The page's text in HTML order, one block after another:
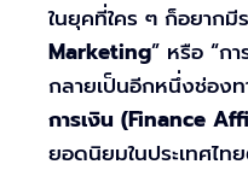
ในยุคที่ใคร ๆ ก็อยากมี
Marketing” หรือ “ก
กลายเป็นอีกหนึ่งช่องท
การเงิน (Finance
ยอดนิยมในประเทศไท